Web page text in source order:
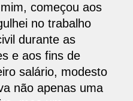
começou aos
no trabalho
durante as
e aos fins de
salário, modesto
não apenas uma